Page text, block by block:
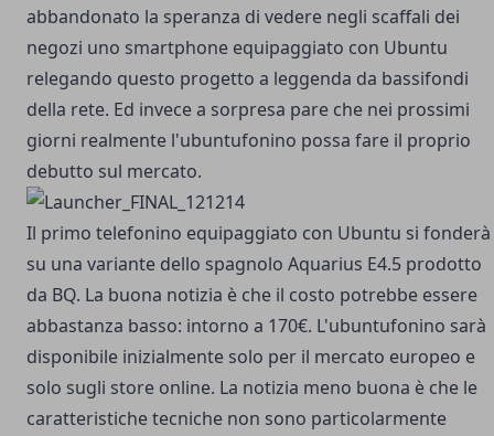
abbandonato la speranza di vedere negli scaffali dei
negozi uno smartphone equipaggiato con Ubuntu
relegando questo progetto a leggenda da bassifondi
della rete. Ed invece a sorpresa pare che nei prossimi
giorni realmente l'ubuntufonino possa fare il proprio
debutto sul mercato.
Il primo telefonino equipaggiato con Ubuntu si fonderà
su una variante dello spagnolo Aquarius E4.5 prodotto
da BQ. La buona notizia è che il costo potrebbe essere
abbastanza basso: intorno a 170€. L'ubuntufonino sarà
disponibile inizialmente solo per il mercato europeo e
solo sugli store online. La notizia meno buona è che le
caratteristiche tecniche non sono particolarmente